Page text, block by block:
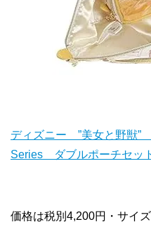
ディズニー ”美女と野獣”
Series ダブルポーチセ
価格は税別4,200円・サイ